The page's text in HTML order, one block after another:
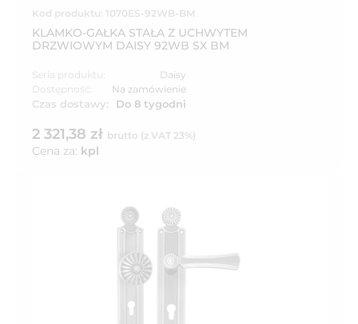
Kod produktu: 1070ES-92WB-BM
KLAMKO-GAŁKA STAŁA Z UCHWYTEM
DRZWIOWYM DAISY 92WB SX BM
Seria produktu:
Daisy
Dostępność:
Na zamówienie
Czas dostawy: Do 8 tygodni
2 321,38 zł brutto (z VAT 23%)
Cena za: kpl